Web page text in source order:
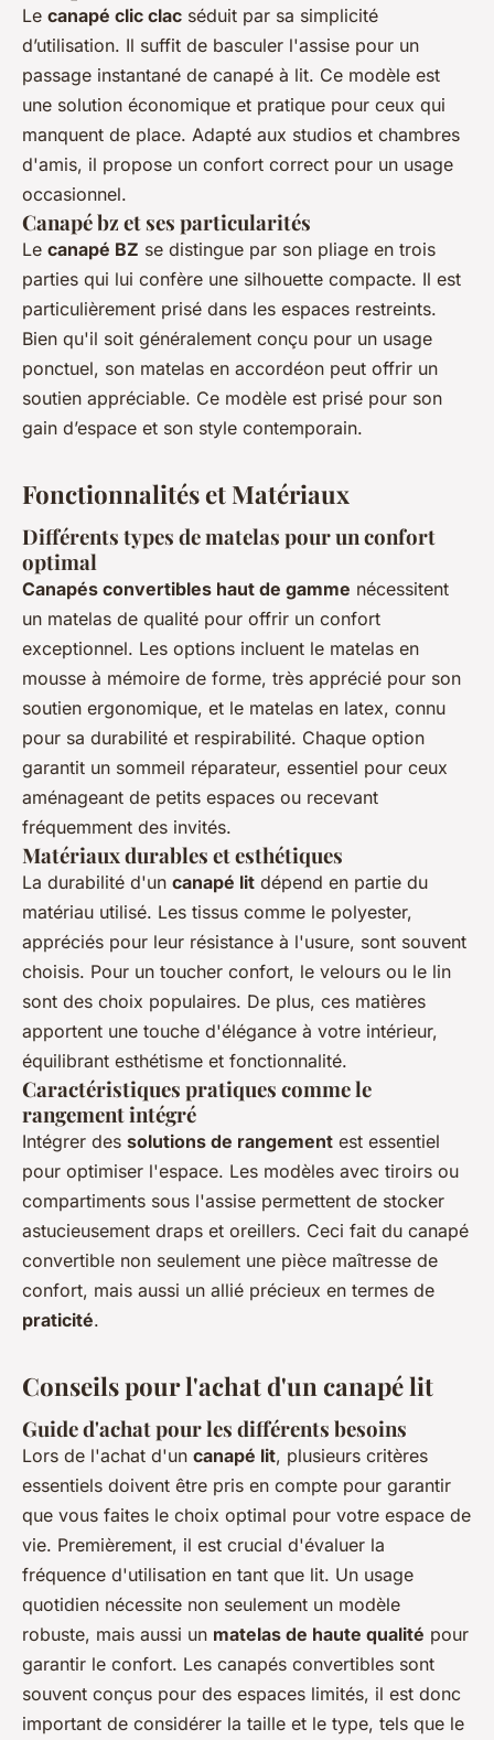
Le canapé clic clac séduit par sa simplicité
d’utilisation. Il suffit de basculer l'assise pour un
passage instantané de canapé à lit. Ce modèle est
une solution économique et pratique pour ceux qui
manquent de place. Adapté aux studios et chambres
d'amis, il propose un confort correct pour un usage
occasionnel.
Canapé bz et ses particularités
Le canapé BZ se distingue par son pliage en trois
parties qui lui confère une silhouette compacte. Il est
particulièrement prisé dans les espaces restreints.
Bien qu'il soit généralement conçu pour un usage
ponctuel, son matelas en accordéon peut offrir un
soutien appréciable. Ce modèle est prisé pour son
gain d’espace et son style contemporain.
Fonctionnalités et Matériaux
Différents types de matelas pour un confort
optimal
Canapés convertibles haut de gamme nécessitent
un matelas de qualité pour offrir un confort
exceptionnel. Les options incluent le matelas en
mousse à mémoire de forme, très apprécié pour son
soutien ergonomique, et le matelas en latex, connu
pour sa durabilité et respirabilité. Chaque option
garantit un sommeil réparateur, essentiel pour ceux
aménageant de petits espaces ou recevant
fréquemment des invités.
Matériaux durables et esthétiques
La durabilité d'un canapé lit dépend en partie du
matériau utilisé. Les tissus comme le polyester,
appréciés pour leur résistance à l'usure, sont souvent
choisis. Pour un toucher confort, le velours ou le lin
sont des choix populaires. De plus, ces matières
apportent une touche d'élégance à votre intérieur,
équilibrant esthétisme et fonctionnalité.
Caractéristiques pratiques comme le
rangement intégré
Intégrer des solutions de rangement est essentiel
pour optimiser l'espace. Les modèles avec tiroirs ou
compartiments sous l'assise permettent de stocker
astucieusement draps et oreillers. Ceci fait du canapé
convertible non seulement une pièce maîtresse de
confort, mais aussi un allié précieux en termes de
praticité.
Conseils pour l'achat d'un canapé lit
Guide d'achat pour les différents besoins
Lors de l'achat d'un canapé lit, plusieurs critères
essentiels doivent être pris en compte pour garantir
que vous faites le choix optimal pour votre espace de
vie. Premièrement, il est crucial d'évaluer la
fréquence d'utilisation en tant que lit. Un usage
quotidien nécessite non seulement un modèle
robuste, mais aussi un matelas de haute qualité pour
garantir le confort. Les canapés convertibles sont
souvent conçus pour des espaces limités, il est donc
important de considérer la taille et le type, tels que le